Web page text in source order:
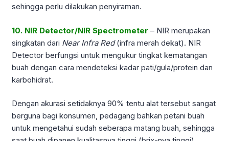
sehingga perlu dilakukan penyiraman.
10. NIR Detector/NIR Spectrometer – NIR merupakan
singkatan dari Near Infra Red(infra merah dekat). NIR
Detector berfungsi untuk mengukur tingkat kematangan
buah dengan cara mendeteksi kadar pati/gula/protein dan
karbohidrat.
Dengan akurasi setidaknya 90% tentu alat tersebut sangat
berguna bagi konsumen, pedagang bahkan petani buah
untuk mengetahui sudah seberapa matang buah, sehingga